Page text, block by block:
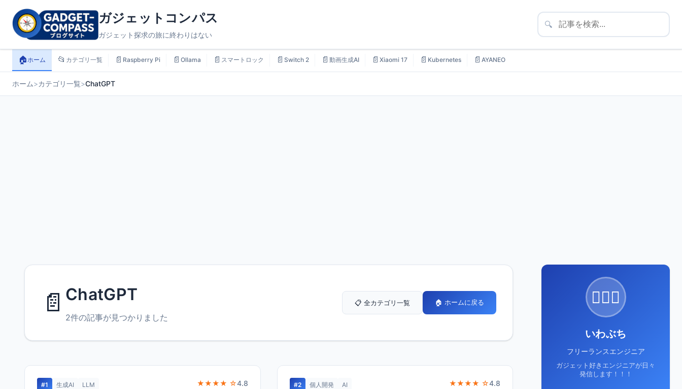
ガジェットコンパス
ガジェット探求の旅に終わりはない
🔍
🏠ホーム 📂 カテゴリ一覧 📄 Raspberry Pi 📄 Ollama 📄 スマートロック 📄 Switch 2 📄 動画生成AI 📄 Xiaomi 17 📄 Kubernetes 📄 AYANEO
ホーム>カテゴリ一覧>ChatGPT
📄 ChatGPT
2件の記事が見つかりました
📋 全カテゴリ一覧 🏠 ホームに戻る
#1 生成AI LLM ★★★★ ☆4.8 #2 個人開発 AI ★★★★ ☆4.8
🙋🏻‍♂️
いわぶち
フリーランスエンジニア
ガジェット好きエンジニアが日々
発信します！！！